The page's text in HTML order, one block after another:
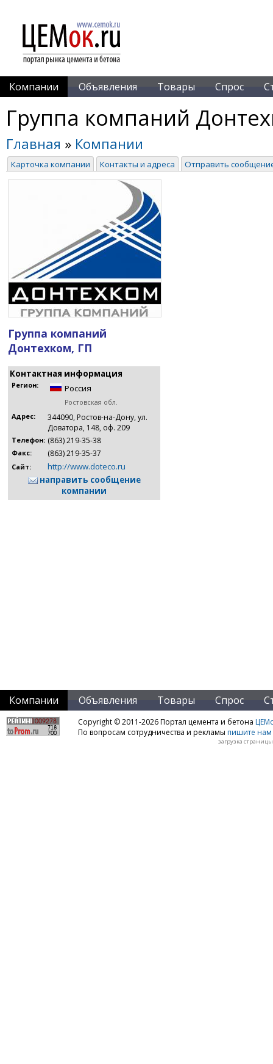
Компании Объявления Товары Спрос
Группа компаний
Главная » Компании
Карточка компании Контакты и адреса Отправить
Группа компаний
Донтехком, ГП
Контактная информация
Регион: Россия
Ростовская обл.
Адрес:
344090, Ростов-на-Дону, ул.
Доватора, 148, оф. 209
Телефон: (863) 219-35-38
Факс: (863) 219-35-37
Сайт:
http://www.doteco.ru
направить сообщение
компании
Компании Объявления Товары Спрос
Copyright © 2011-2026 Портал цемента и бетона
По вопросам сотрудничества и рекламы пишите нам
загрузка